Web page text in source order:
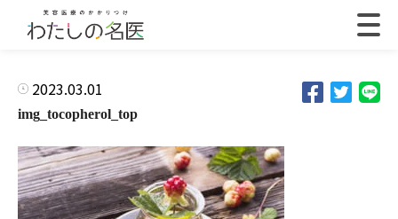
2023.03.01
img_tocopherol_top